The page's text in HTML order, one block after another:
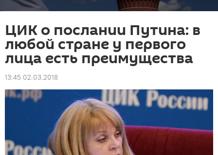
ЦИК о послании Путина: в
любой стране у первого
лица есть преимущества
13:45 02.03.2018